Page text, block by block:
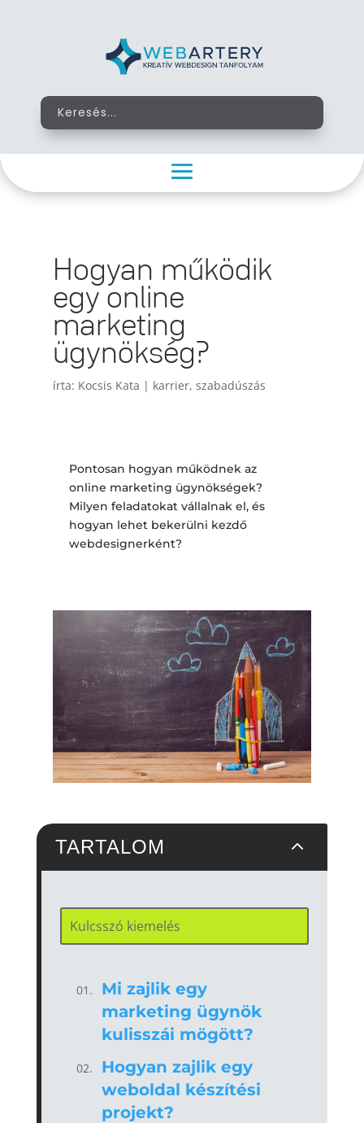
Hogyan működik
egy online
marketing
ügynökség?
írta: Kocsis Kata | karrier, szabadúszás
Pontosan hogyan működnek az
online marketing ügynökségek?
Milyen feladatokat vállalnak el, és
hogyan lehet bekerülni kezdő
webdesignerként?
TARTALOM 2
Mi zajlik egy
marketing ügynök
kulisszái mögött?
Hogyan zajlik egy
weboldal készítési
projekt?